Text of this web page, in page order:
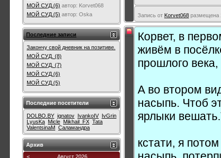
Запись от Korvet068 размещена
Корвет, в
живём в
прошлого
А во втором
насыпь. Чтоб
ярлыки
кстати, я
МОЙ СУД.(6) автор: Korvet068
МОЙ СУД.(5) автор: Oska
Последние записи
Закончу свой дневник на позитиве.
МОЙ СУД. (8)
МОЙ СУД. (7)
МОЙ СУД.(6)
МОЙ СУД.(5)
Последние посетители
DOLBO.BY ignatov IvankoIV IvGrin
LyusKa Micle Mikhail_FX Tata
ValentsinaM Саламандра
Архив
<
Август 2026